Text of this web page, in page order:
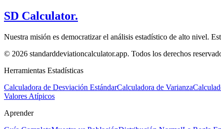
SD Calculator.
Nuestra misión es democratizar el análisis estadístico de alto nivel.
© 2026 standarddeviationcalculator.app. Todos los derechos
Herramientas Estadísticas
Calculadora de Desviación EstándarCalculadora de Varianza
Valores Atípicos
Aprender